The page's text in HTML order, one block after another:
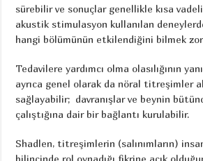
sürebilir ve sonuçlar genellikle kısa
akustik stimulasyon kullanılan
hangi bölümünün etkilendiğini bilmek
Tedavilere yardımcı olma olasılığının
ayrıca genel olarak da nöral titreşimler
sağlayabilir; davranışlar ve beynin
çalıştığına dair bir bağlantı kurulabilir.
Shadlen, titreşimlerin (salınımların)
bilincinde rol oynadığı fikrine açık